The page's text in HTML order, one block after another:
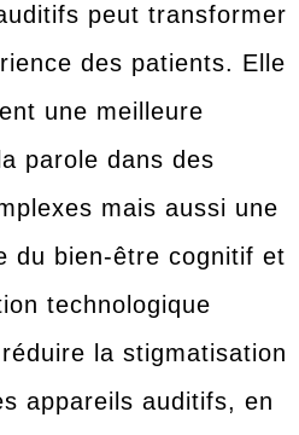
peut transformer
des patients. Elle
une meilleure
parole dans des
mais aussi une
du bien-être cognitif et
technologique
la stigmatisation
appareils auditifs, en